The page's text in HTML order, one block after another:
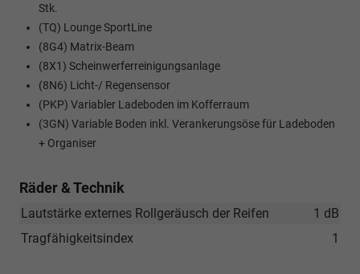
Stk.
(TQ) Lounge SportLine
(8G4) Matrix-Beam
(8X1) Scheinwerferreinigungsanlage
(8N6) Licht-/ Regensensor
(PKP) Variabler Ladeboden im Kofferraum
(3GN) Variable Boden inkl. Verankerungsöse für Ladeboden
+ Organiser
Räder & Technik
1 dB
Lautstärke externes Rollgeräusch der Reifen
1
Tragfähigkeitsindex